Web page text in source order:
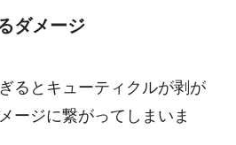
ダメージ
るとキューティクルが剥が
ージに繋がってしまいま